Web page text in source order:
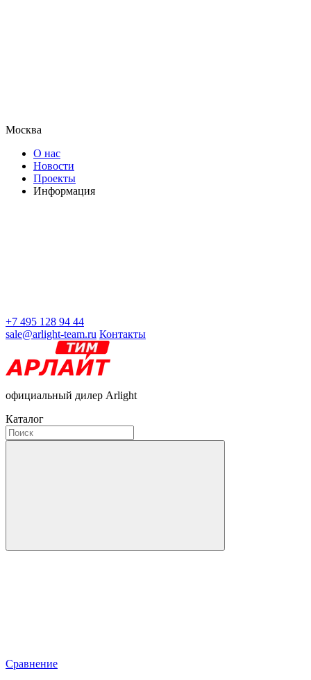
Москва
О нас
Новости
Проекты
Информация
+7 495 128 94 44
sale@arlight-team.ru Контакты
официальный дилер Arlight
Каталог
Сравнение